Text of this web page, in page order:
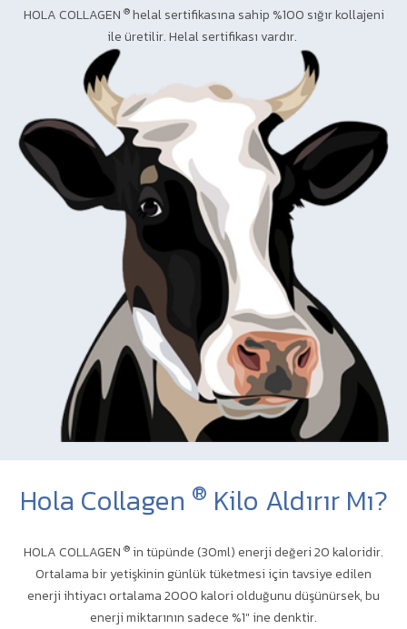
HOLA COLLAGEN ®helal sertifikasına sahip %100 sığır kollajeni
ile üretilir. Helal sertifikası vardır.
Hola Collagen ® Kilo Aldırır Mı?
HOLA COLLAGEN ® in tüpünde (30ml) enerji değeri 20 kaloridir.
Ortalama bir yetişkinin günlük tüketmesi için tavsiye edilen
enerji ihtiyacı ortalama 2000 kalori olduğunu düşünürsek, bu
enerji miktarının sadece %1" ine denktir.